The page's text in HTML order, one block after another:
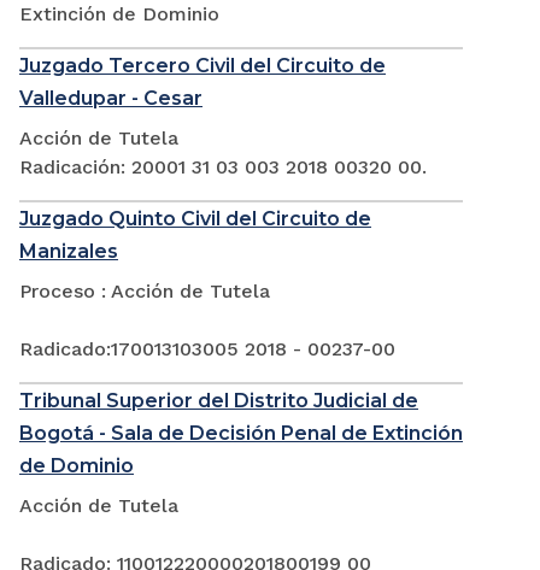
Extinción de Dominio
Juzgado Tercero Civil del Circuito de
Valledupar - Cesar
Acción de Tutela
Radicación: 20001 31 03 003 2018 00320 00.
Juzgado Quinto Civil del Circuito de
Manizales
Proceso : Acción de Tutela
Radicado:170013103005 2018 - 00237-00
Tribunal Superior del Distrito Judicial de
Bogotá - Sala de Decisión Penal de Extinción
de Dominio
Acción de Tutela
Radicado: 110012220000201800199 00